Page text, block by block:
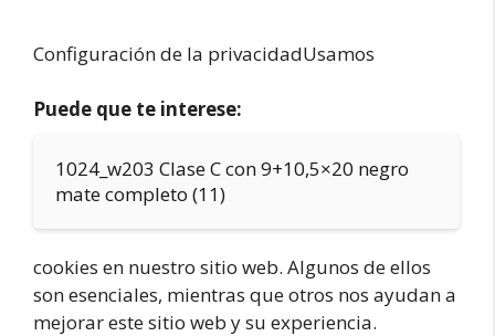
Configuración de la privacidadUsamos
Puede que te interese:
1024_w203 Clase C con 9+10,5×20 negro
mate completo (11)
cookies en nuestro sitio web. Algunos de ellos
son esenciales, mientras que otros nos ayudan a
mejorar este sitio web y su experiencia.